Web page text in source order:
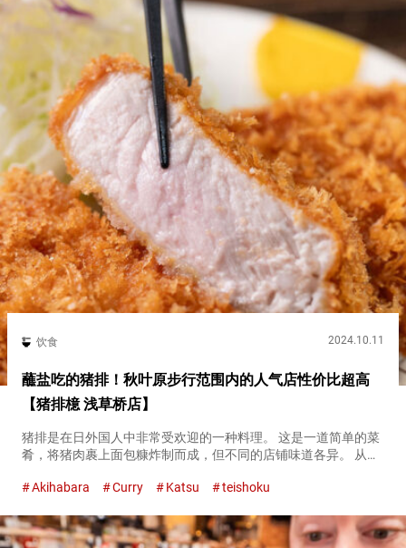
饮食 2024.10.11
蘸盐吃的猪排！秋叶原步行范围内的人气店性价比超高
【猪排檍 浅草桥店】
猪排是在日外国人中非常受欢迎的一种料理。 这是一道简单的菜
肴，将猪肉裹上面包糠炸制而成，但不同的店铺味道各异。 从秋
（以下简称、猪排檍）（Tonkatsu Aoki Asakusaba...
Akihabara Curry Katsu teishoku